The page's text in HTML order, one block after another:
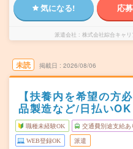
気になる! 応
派遣会社 株式会社綜合キャ
未読 掲載日 2026/08/06
【扶養内を希望の方
品製造など/日払いOK
職種未経験OK 交通費別途支給あ
WEB登録OK 派遣